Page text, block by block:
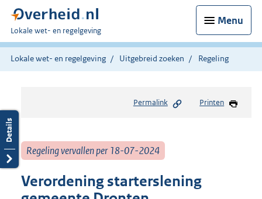
Menu
U
bent
hier:
Lokale wet- en regelgeving
Lokale wet- en regelgeving Uitgebreid zoeken Regeling
Permalink Printen
Regeling vervallen per 18-07-2024
Verordening starterslening